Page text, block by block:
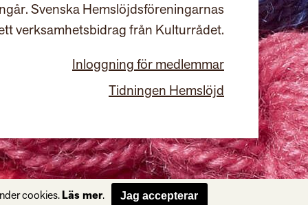
Svenska Hemslöjdsföreningarnas
verksamhetsbidrag från Kulturrådet.
Inloggning för medlemmar
Tidningen Hemslöjd
cookies.Läs mer. Jag accepterar